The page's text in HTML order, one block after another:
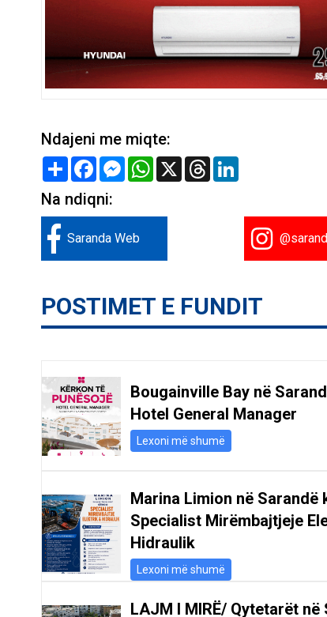
Ndajeni me miqte:
Share FacebookMessenger
WhatsApp
X Threads
Na ndiqni:
Saranda Web
POSTIMET E FUNDIT
Bougainville Bay në
Hotel General Manager
Lexoni më shumë
Marina Limion në Sarandë
Specialist Mirëmbajtjeje
Hidraulik
Lexoni më shumë
LAJM I MIRË/ Qytetarët në